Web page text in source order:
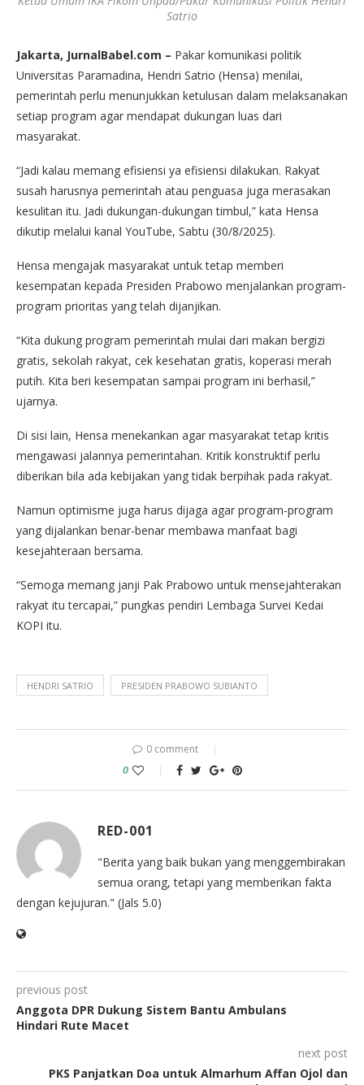
Satrio
Jakarta, JurnalBabel.com – Pakar komunikasi politik
Universitas Paramadina, Hendri Satrio (Hensa) menilai,
pemerintah perlu menunjukkan ketulusan dalam melaksanakan
setiap program agar mendapat dukungan luas dari
masyarakat.
“Jadi kalau memang efisiensi ya efisiensi dilakukan. Rakyat
susah harusnya pemerintah atau penguasa juga merasakan
kesulitan itu. Jadi dukungan-dukungan timbul,” kata Hensa
dikutip melalui kanal YouTube, Sabtu (30/8/2025).
Hensa mengajak masyarakat untuk tetap memberi
kesempatan kepada Presiden Prabowo menjalankan program-
program prioritas yang telah dijanjikan.
“Kita dukung program pemerintah mulai dari makan bergizi
gratis, sekolah rakyat, cek kesehatan gratis, koperasi merah
putih. Kita beri kesempatan sampai program ini berhasil,”
ujarnya.
Di sisi lain, Hensa menekankan agar masyarakat tetap kritis
mengawasi jalannya pemerintahan. Kritik konstruktif perlu
diberikan bila ada kebijakan yang tidak berpihak pada rakyat.
Namun optimisme juga harus dijaga agar program-program
yang dijalankan benar-benar membawa manfaat bagi
kesejahteraan bersama.
“Semoga memang janji Pak Prabowo untuk mensejahterakan
rakyat itu tercapai,” pungkas pendiri Lembaga Survei Kedai
KOPI itu.
HENDRI SATRIO PRESIDEN PRABOWO SUBIANTO
0 comment
0
RED-001
"Berita yang baik bukan yang menggembirakan
semua orang, tetapi yang memberikan fakta
dengan kejujuran." (Jals 5.0)
previous post
Anggota DPR Dukung Sistem Bantu Ambulans
Hindari Rute Macet
next post
PKS Panjatkan Doa untuk Almarhum Affan Ojol dan